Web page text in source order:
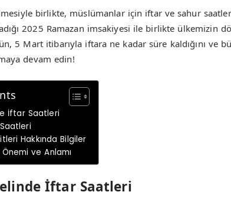
birlikte, müslümanlar için iftar ve sahur
2025 Ramazan imsakiyesi ile birlikte
5 Mart itibarıyla iftara ne kadar süre kaldığını ve
devam edin!
İftar Saatleri
Hakkında Bilgiler
Önemi ve Anlamı
İftar Saatleri